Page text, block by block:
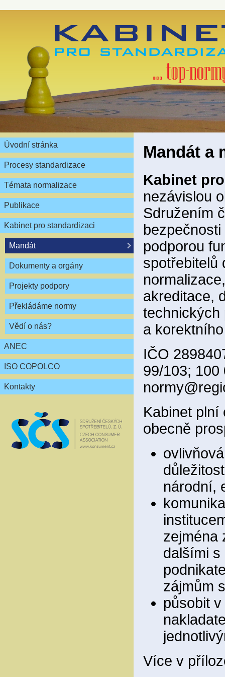
Úvodní stránka
Procesy standardizace
Témata normalizace
Publikace
Kabinet pro standardizaci
Mandát
Dokumenty a orgány
Projekty podpory
Překládáme normy
Vědí o nás?
ANEC
ISO COPOLCO
Kontakty
Mandát a
Kabinet
nezávislou
Sdružením
podporou
spotřebitelů
akreditace,
technických
a
IČO
99/103; 100
Kabinet plní
obecně
národní,
zejména
dalšími s
zájmům
působit
Více v